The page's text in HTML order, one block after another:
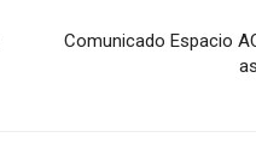
Comunicado Espacio